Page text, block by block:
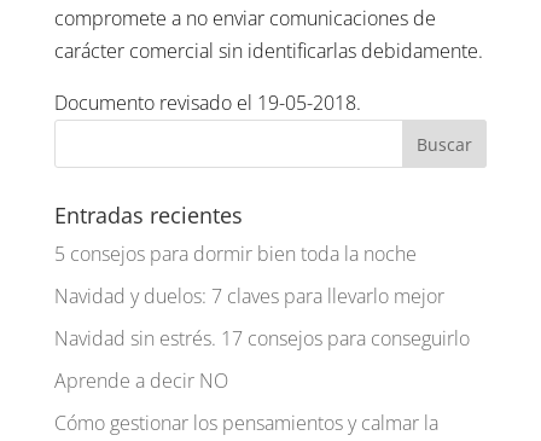
compromete a no enviar comunicaciones de
carácter comercial sin identificarlas debidamente.
Documento revisado el 19-05-2018.
Entradas recientes
5 consejos para dormir bien toda la noche
Navidad y duelos: 7 claves para llevarlo mejor
Navidad sin estrés. 17 consejos para conseguirlo
Aprende a decir NO
Cómo gestionar los pensamientos y calmar la